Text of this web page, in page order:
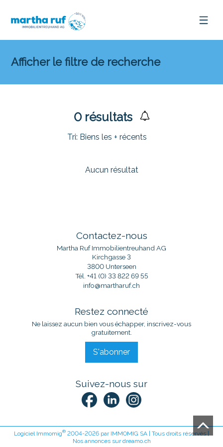
Afficher le filtre de recherche
0résultats
Tri: Biens les + récents
Aucun résultat
Contactez-nous
Martha Ruf Immobilientreuhand AG
Kirchgasse 3
3800 Unterseen
Tél. +41 (0) 33 822 69 55
info@martharuf.ch
Restez connecté
Ne laissez aucun bien vous échapper, inscrivez-vous
gratuitement.
S'abonner
Suivez-nous sur
Logiciel Immomig® 2004-2026 par IMMOMIG SA | Tous droits réservés |
Nos annonces surdreamo.ch